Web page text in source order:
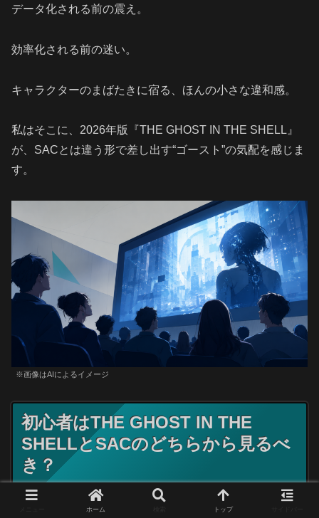
データ化される前の震え。
効率化される前の迷い。
キャラクターのまばたきに宿る、ほんの小さな違和感。
私はそこに、2026年版『THE GHOST IN THE SHELL』
が、SACとは違う形で差し出す“ゴースト”の気配を感じま
す。
※画像はAIによるイメージ
初心者はTHE GHOST IN THE
SHELLとSACのどちらから見るべ
き？
ホーム トップ